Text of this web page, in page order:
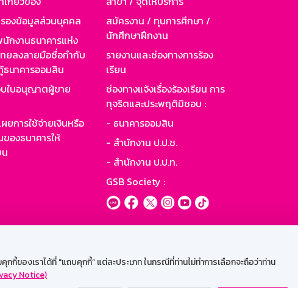
ของเราได้ที่ "แถบคุกกี้” แต่ละประเภท ในกรณีที่ท่านไม่ทำการเลือกจะถือว่าท่าน
Notice)
องข้อมูลส่วนบุคคล
กงานธนาคารแห่ง
ทยลงลายมือชื่อกำกับ
ธนาคารออมสิน
ใบอนุญาตผู้ขาย
ยการใช้จ่ายเงินหรือ
องธนาคารให้
สมัครงาน / ทุนการศึกษา /
นักศึกษาฝึกงาน
รายงานและช่องทางการร้อง
เรียน
ช่องทางแจ้งเรื่องร้องเรียน การ
ทุจริตและประพฤติมิชอบ :
- ธนาคารออมสิน
- สำนักงาน ป.ป.ช.
- สำนักงาน ป.ป.ท.
GSB Society :